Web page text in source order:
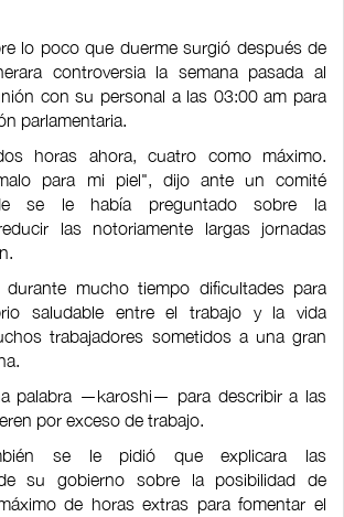
lo poco que duerme surgió después de
controversia la semana pasada al
con su personal a las 03:00 am para
parlamentaria.
horas ahora, cuatro como máximo.
para mi piel", dijo ante un comité
se le había preguntado sobre la
las notoriamente largas jornadas
mucho tiempo dificultades para
saludable entre el trabajo y la vida
trabajadores sometidos a una gran
palabra —karoshi— para describir a las
por exceso de trabajo.
se le pidió que explicara las
su gobierno sobre la posibilidad de
de horas extras para fomentar el